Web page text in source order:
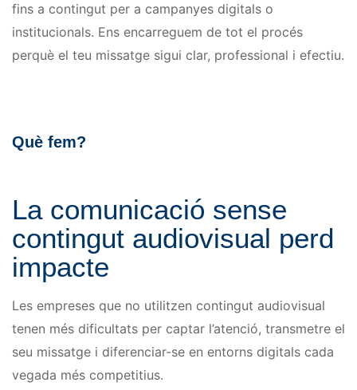
fins a contingut per a campanyes digitals o
institucionals. Ens encarreguem de tot el procés
perquè el teu missatge sigui clar, professional i efectiu.
Què fem?
La comunicació sense
contingut audiovisual perd
impacte
Les empreses que no utilitzen contingut audiovisual
tenen més dificultats per captar l’atenció, transmetre el
seu missatge i diferenciar-se en entorns digitals cada
vegada més competitius.